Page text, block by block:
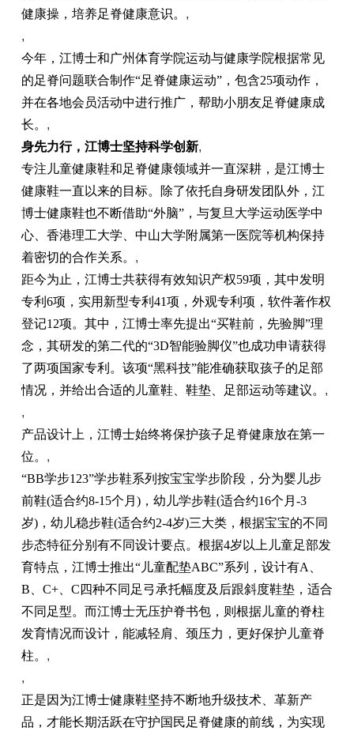
健康操，培养足脊健康意识。 ,
,
今年，江博士和广州体育学院运动与健康学院根据常见
的足脊问题联合制作“足脊健康运动”，包含25项动作，
并在各地会员活动中进行推广，帮助小朋友足脊健康成
长。 ,
身先力行，江博士坚持科学创新,
专注儿童健康鞋和足脊健康领域并一直深耕，是江博士
健康鞋一直以来的目标。除了依托自身研发团队外，江
博士健康鞋也不断借助“外脑”，与复旦大学运动医学中
心、香港理工大学、中山大学附属第一医院等机构保持
着密切的合作关系。 ,
距今为止，江博士共获得有效知识产权59项，其中发明
专利6项，实用新型专利41项，外观专利项，软件著作权
登记12项。其中，江博士率先提出“买鞋前，先验脚”理
念，其研发的第二代的“3D智能验脚仪”也成功申请获得
了两项国家专利。该项“黑科技”能准确获取孩子的足部
情况，并给出合适的儿童鞋、鞋垫、足部运动等建议。 ,
,
产品设计上，江博士始终将保护孩子足脊健康放在第一
位。 ,
“BB学步123”学步鞋系列按宝宝学步阶段，分为婴儿步
前鞋(适合约8-15个月)，幼儿学步鞋(适合约16个月-3
岁)，幼儿稳步鞋(适合约2-4岁)三大类，根据宝宝的不同
步态特征分别有不同设计要点。根据4岁以上儿童足部发
育特点，江博士推出“儿童配垫ABC”系列，设计有A、
B、C+、C四种不同足弓承托幅度及后跟斜度鞋垫，适合
不同足型。而江博士无压护脊书包，则根据儿童的脊柱
发育情况而设计，能减轻肩、颈压力，更好保护儿童脊
柱。 ,
,
正是因为江博士健康鞋坚持不断地升级技术、革新产
品，才能长期活跃在守护国民足脊健康的前线，为实现